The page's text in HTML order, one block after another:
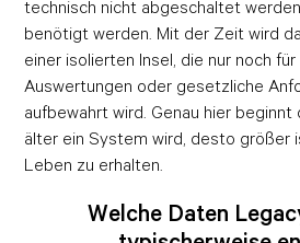
technisch nicht abgeschaltet
benötigt werden. Mit der Zeit wird
einer isolierten Insel, die nur noch für
Auswertungen oder gesetzliche
aufbewahrt wird. Genau hier beginnt
älter ein System wird, desto größer
Leben zu erhalten.
Welche Daten